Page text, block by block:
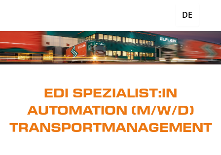
DE
EDI SPEZIALIST:IN
AUTOMATION (M/W/D)
TRANSPORTMANAGEMENT